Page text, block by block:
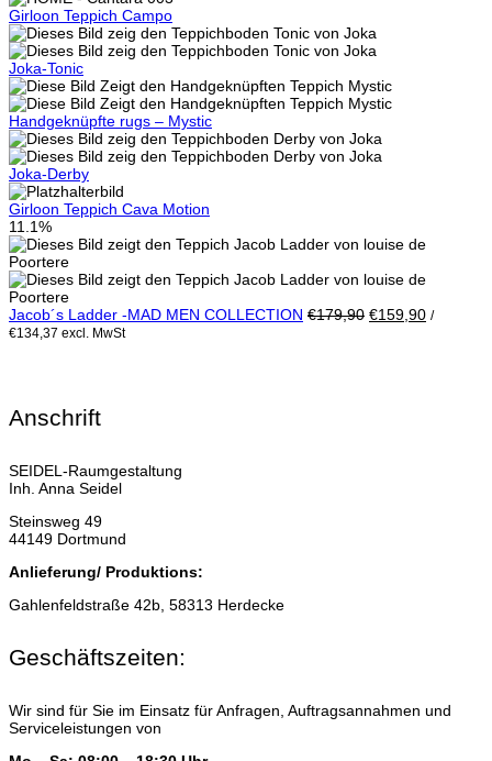
Girloon Teppich Campo
Joka-Tonic
Handgeknüpfte rugs – Mystic
Joka-Derby
Girloon Teppich Cava Motion
11.1%
Jacob´s Ladder -MAD MEN COLLECTION €179,90 Ursprünglicher
€159,90Aktueller
/
€134,37 excl. MwSt
Anschrift
SEIDEL-Raumgestaltung
Inh. Anna Seidel
Steinsweg 49
44149 Dortmund
Anlieferung/ Produktions:
Gahlenfeldstraße 42b, 58313 Herdecke
Geschäftszeiten:
Wir sind für Sie im Einsatz für Anfragen, Auftragsannahmen und
Serviceleistungen von